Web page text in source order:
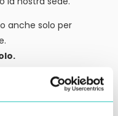
anche solo per